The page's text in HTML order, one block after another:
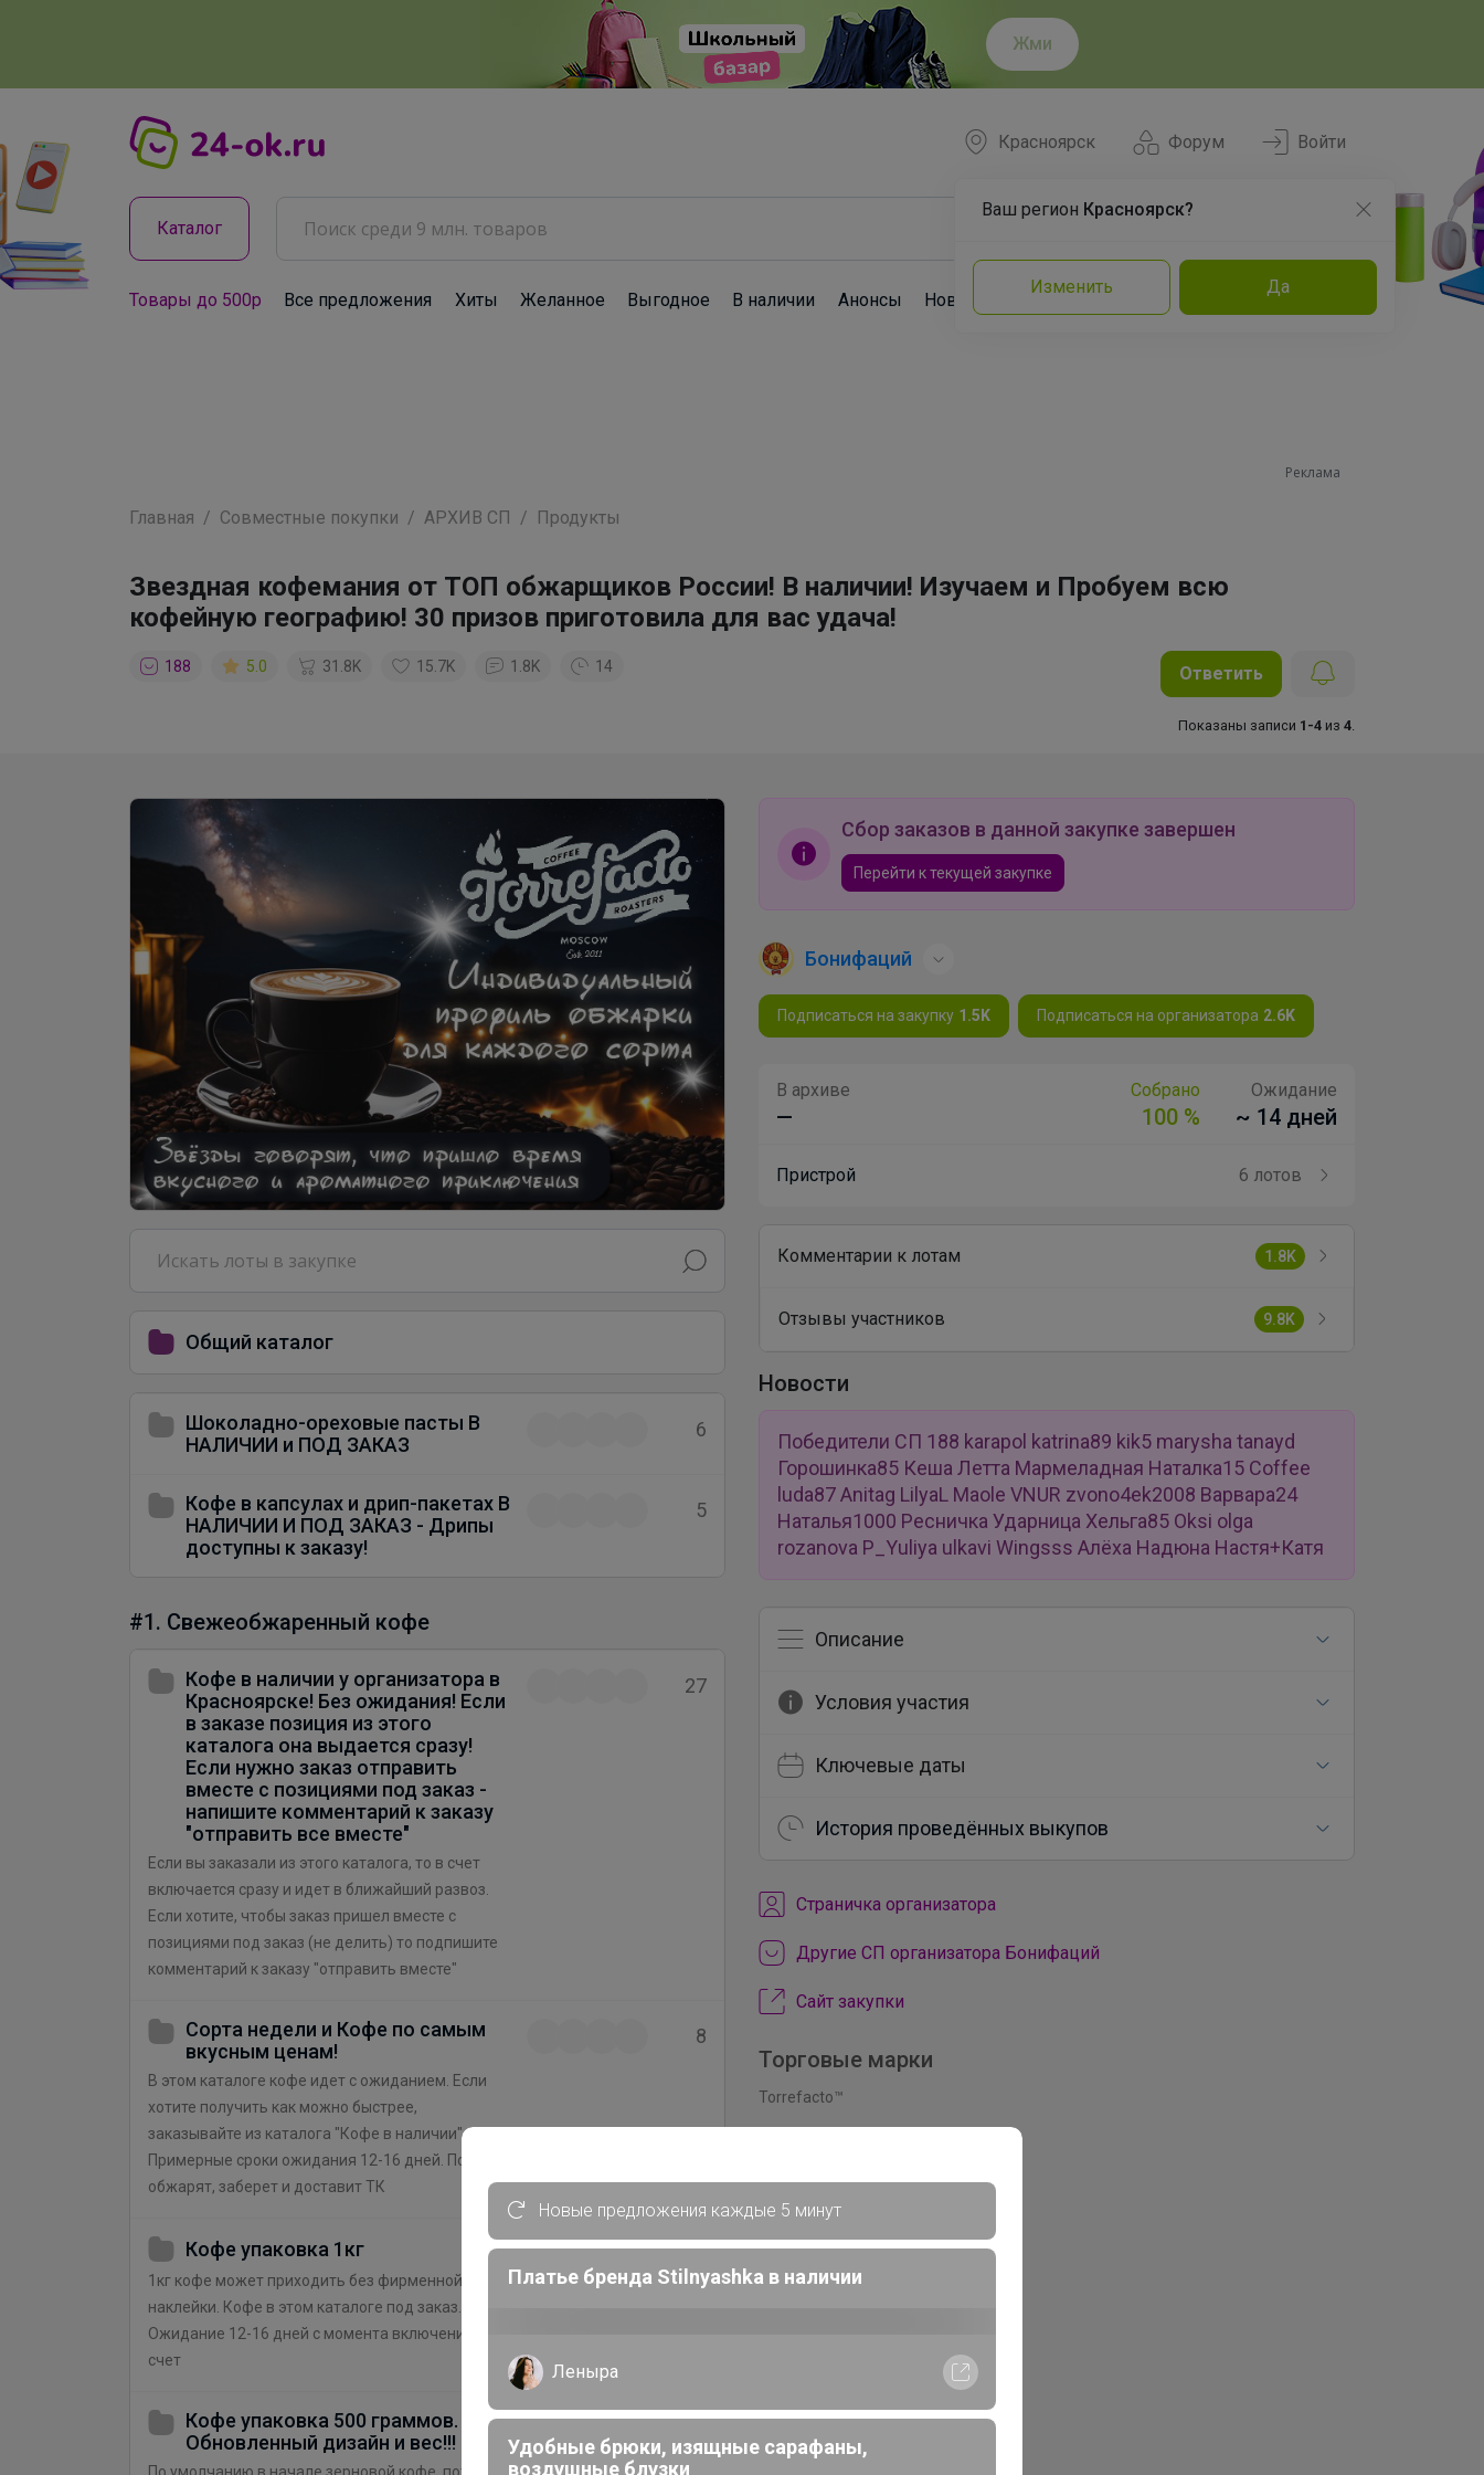
Жми
Форум
Красноярск
Ваш регион Красноярск?
Изменить Да
Войти
Каталог
Товары до 500р Все предложения Хиты Желанное Выгодное В наличии Анонсы Новости Команда Эксперты
Реклама
Главная Совместные покупки АРХИВ СП Продукты
Звездная кофемания от ТОП обжарщиков России! В наличии! Изучаем и Пробуем всю
кофейную географию! 30 призов приготовила для вас удача!
188 5.0 31.8K 15.7K 1.8K 14 Ответить
Показаны записи 1-4 из 4
Общий каталог
Шоколадно-ореховые пасты В
НАЛИЧИИ и ПОД ЗАКАЗ
6
Кофе в капсулах и дрип-пакетах В
НАЛИЧИИ И ПОД ЗАКАЗ - Дрипы
доступны к заказу!
5
#1. Свежеобжаренный кофе
Кофе в наличии у организатора в
Красноярске! Без ожидания! Если
в заказе позиция из этого
каталога она выдается сразу!
Если нужно заказ отправить
вместе с позициями под заказ -
напишите комментарий к заказу
"отправить все вместе"
Если вы заказали из этого каталога, то в счет
включается сразу и идет в ближайший развоз.
Если хотите, чтобы заказ пришел вместе с
позициями под заказ (не делить) то подпишите
комментарий к заказу "отправить вместе"
27
Сорта недели и Кофе по самым
вкусным ценам!
В этом каталоге кофе идет с ожиданием. Если
хотите получить как можно быстрее,
заказывайте из каталога "Кофе в наличии".
Примерные сроки ожидания 12-16 дней. Пока
обжарят, заберет и доставит ТК
8
Кофе упаковка 1кг
1кг кофе может приходить без фирменной
наклейки. Кофе в этом каталоге под заказ.
Ожидание 12-16 дней с момента включения в
счет
41
Кофе упаковка 500 граммов.
Обновленный дизайн и вес!!!
Сбор заказов в данной закупке завершен
Перейти к текущей закупке
Бонифаций
Подписаться на закупку 1.5K Подписаться на организатора 2.6K
В архиве
—
Собрано
100 %
Ожидание
~ 14 дней
Пристрой 6 лотов
Комментарии к лотам 1.8K
Отзывы участников 9.8K
Новости
Победители СП 188 karapol katrina89 kik5 marysha tanayd
Горошинка85 Кеша Летта Мармеладная Наталка15 Coffee
luda87 Anitag LilyaL Maole VNUR zvono4ek2008 Варвара24
Наталья1000 Ресничка Ударница Хельга85 Oksi olga
rozanova P_Yuliya ulkavi Wingsss Алёха Надюна Настя+Катя
Описание
Условия участия
Ключевые даты
История проведённых выкупов
Cтраничка организатора
Другие СП организатора Бонифаций
Сайт закупки
Торговые марки
Torrefacto™
Новые предложения каждые 5 минут
Платье бренда Stilnyashka в наличии
Леныра
Удобные брюки, изящные сарафаны,
воздушные блузки